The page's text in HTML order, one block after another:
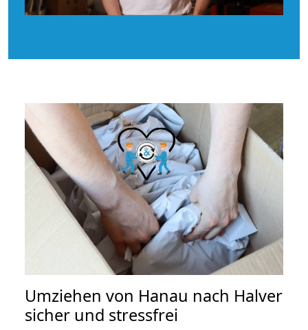
Umziehen von Hanau nach Halver
sicher und stressfrei